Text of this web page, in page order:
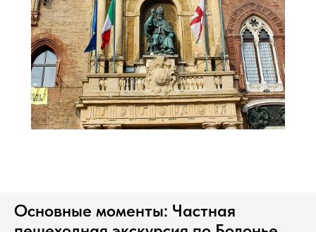
Основные моменты: Частная